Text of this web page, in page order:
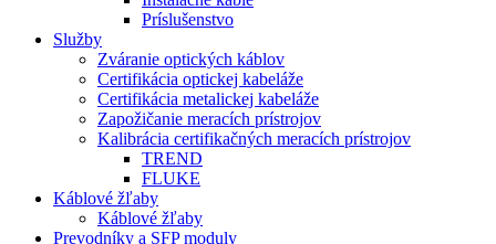
Príslušenstvo
Služby
Zváranie optických káblov
Certifikácia optickej kabeláže
Certifikácia metalickej kabeláže
Zapožičanie meracích prístrojov
Kalibrácia certifikačných meracích prístrojov
TREND
FLUKE
Káblové žľaby
Káblové žľaby
Prevodníky a SFP moduly